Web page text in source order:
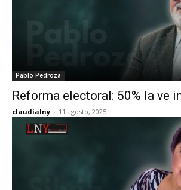
Pablo Pedroza
Reforma electoral: 50% la ve
claudialny - 11 agosto, 2025